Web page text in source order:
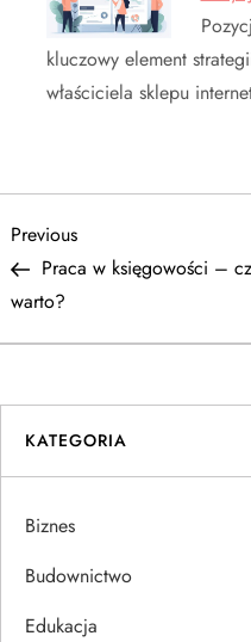
kluczowy element
właściciela sklepu
N
a
w
i
g
a
c
Previous
Post
Previous
Praca w księgowości –
warto?
KATEGORIA
Biznes
Budownictwo
Edukacja